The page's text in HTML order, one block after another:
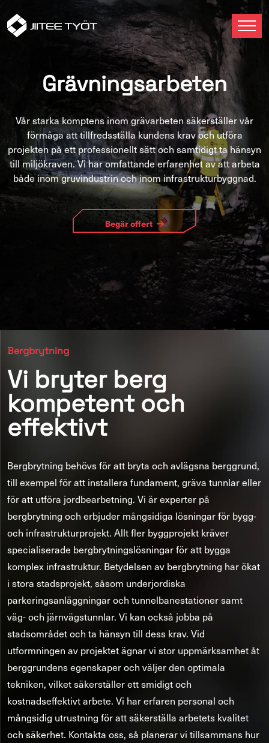
Grävningsarbeten
Vår starka komptens inom grävarbeten säkerställer vår
förmåga att tillfredsställa kundens krav och utföra
projekten på ett professionellt sätt och samtidigt ta hänsyn
till miljökraven. Vi har omfattande erfarenhet av att arbeta
både inom gruvindustrin och inom infrastrukturbyggnad.
Begär offert
Bergbrytning
Vi bryter berg
kompetent och
effektivt
Bergbrytning behövs för att bryta och avlägsna berggrund,
till exempel för att installera fundament, gräva tunnlar eller
för att utföra jordbearbetning. Vi är experter på
bergbrytning och erbjuder mångsidiga lösningar för bygg-
och infrastrukturprojekt. Allt fler byggprojekt kräver
specialiserade bergbrytningslösningar för att bygga
komplex infrastruktur. Betydelsen av bergbrytning har ökat
i stora stadsprojekt, såsom underjordiska
parkeringsanläggningar och tunnelbanestationer samt
väg- och järnvägstunnlar. Vi kan också jobba på
stadsområdet och ta hänsyn till dess krav. Vid
utformningen av projektet ägnar vi stor uppmärksamhet åt
berggrundens egenskaper och väljer den optimala
tekniken, vilket säkerställer ett smidigt och
kostnadseffektivt arbete. Vi har erfaren personal och
mångsidig utrustning för att säkerställa arbetets kvalitet
och säkerhet. Kontakta oss, så planerar vi tillsammans hur